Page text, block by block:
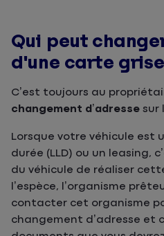
Qui peut
d'une carte
C’est toujours au
changement d’adresse sur
Lorsque votre véhicule est
durée (LLD) ou un leasing,
du véhicule de réaliser
l’espèce, l’organisme
contacter cet organisme
changement d’adresse et